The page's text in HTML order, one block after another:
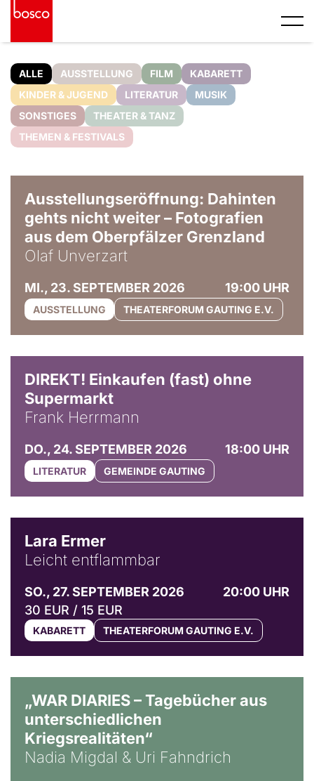
ALLE AUSSTELLUNG FILM
KABARETT
KINDER & JUGEND
LITERATUR
MUSIK
SONSTIGES
THEATER & TANZ
THEMEN & FESTIVALS
Ausstellungseröffnung: Dahinten
gehts nicht weiter – Fotografien
aus dem Oberpfälzer Grenzland
Olaf Unverzart
MI., 23. SEPTEMBER 2026 19:00 UHR
AUSSTELLUNG THEATERFORUM GAUTING E.V.
DIREKT! Einkaufen (fast) ohne
Supermarkt
Frank Herrmann
DO., 24. SEPTEMBER 2026 18:00 UHR
LITERATUR GEMEINDE GAUTING
Lara Ermer
Leicht entflammbar
SO., 27. SEPTEMBER 2026
20:00 UHR
30 EUR / 15 EUR
KABARETT THEATERFORUM GAUTING E.V.
„WAR DIARIES – Tagebücher aus
unterschiedlichen
Kriegsrealitäten“
Nadia Migdal & Uri Fahndrich